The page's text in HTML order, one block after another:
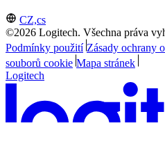
CZ,cs
©2026 Logitech. Všechna práva
Podmínky použití Zásady ochrany
souborů cookie Mapa stránek
Logitech